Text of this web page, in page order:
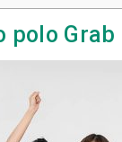
polo Grab